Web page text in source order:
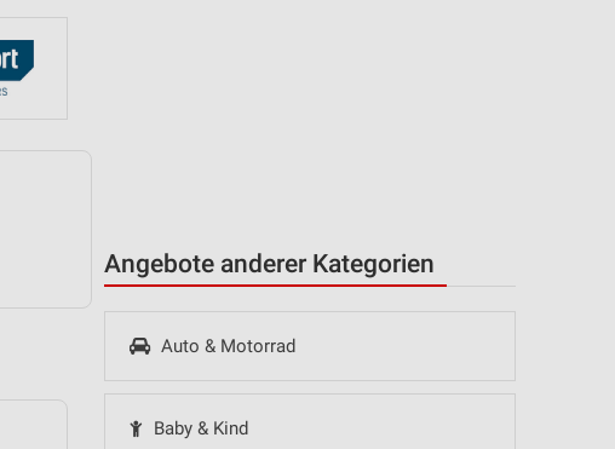
Angebote anderer Kategorien
Auto & Motorrad
Baby & Kind